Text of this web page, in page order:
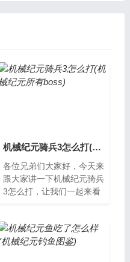
机械纪元骑兵3怎么打(机械纪元所有boss)
各位兄弟们大家好，今天来
跟大家讲一下机械纪元骑兵
3怎么打，让我们一起来看
是一款非常受...